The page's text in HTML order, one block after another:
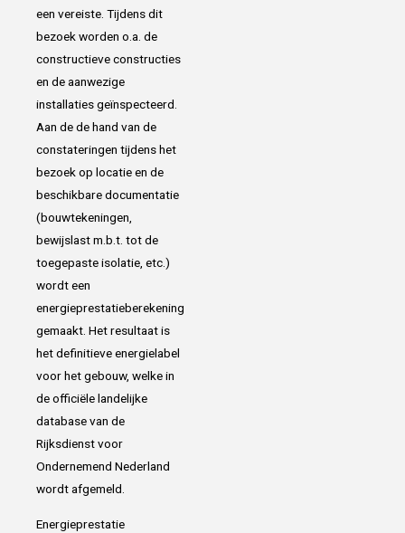
een vereiste. Tijdens dit
bezoek worden o.a. de
constructieve constructies
en de aanwezige
installaties geïnspecteerd.
Aan de de hand van de
constateringen tijdens het
bezoek op locatie en de
beschikbare documentatie
(bouwtekeningen,
bewijslast m.b.t. tot de
toegepaste isolatie, etc.)
wordt een
energieprestatieberekening
gemaakt. Het resultaat is
het definitieve energielabel
voor het gebouw, welke in
de officiële landelijke
database van de
Rijksdienst voor
Ondernemend Nederland
wordt afgemeld.
Energieprestatie